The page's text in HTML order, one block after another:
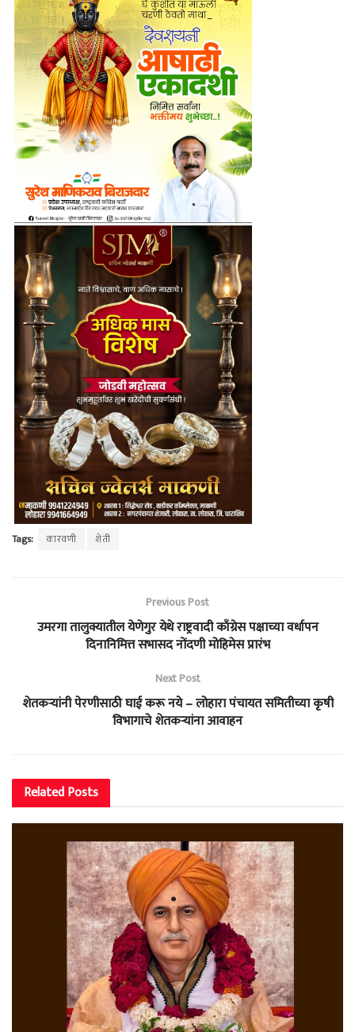
Tags: कारवणी शेती
Previous Post
उमरगा तालुक्यातील येणेगुर येथे राष्ट्रवादी काँग्रेस पक्षाच्या वर्धापन
दिनानिमित्त सभासद नोंदणी मोहिमेस प्रारंभ
Next Post
शेतकऱ्यांनी पेरणीसाठी घाई करू नये – लोहारा पंचायत समितीच्या कृषी
विभागाचे शेतकऱ्यांना आवाहन
RelatedPosts